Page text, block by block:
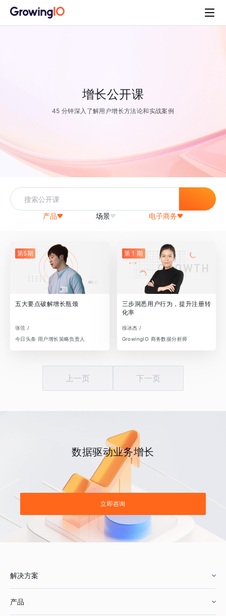
增长公开课
45 分钟深入了解用户增长方法论和实战案例
产品 场景 电子商务
第5期
五大要点破解增长瓶颈
张弦 /
今日头条 用户增长策略负责人
第 1 期
三步洞悉用户行为，提升注册转
化率
徐冰杰 /
GrowingIO 商务数据分析师
上一页 下一页
数据驱动业务增长
立即咨询
解决方案
产品